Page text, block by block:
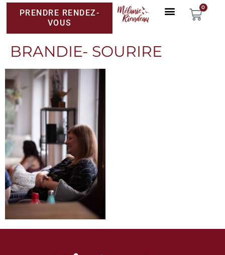
PRENDRE RENDEZ-
VOUS
0
BRANDIE- SOURIRE